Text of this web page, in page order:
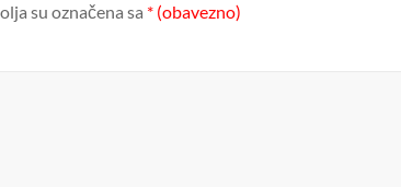
su označena sa * (obavezno)